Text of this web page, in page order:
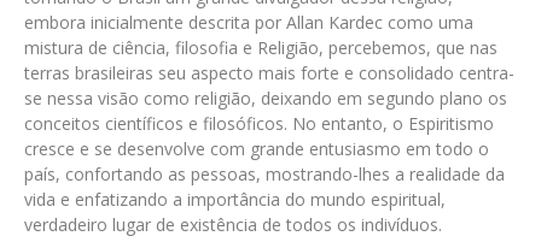
embora inicialmente descrita por Allan Kardec como uma
mistura de ciência, filosofia e Religião, percebemos, que nas
terras brasileiras seu aspecto mais forte e consolidado centra-
se nessa visão como religião, deixando em segundo plano os
conceitos científicos e filosóficos. No entanto, o Espiritismo
cresce e se desenvolve com grande entusiasmo em todo o
país, confortando as pessoas, mostrando-lhes a realidade da
vida e enfatizando a importância do mundo espiritual,
verdadeiro lugar de existência de todos os indivíduos.